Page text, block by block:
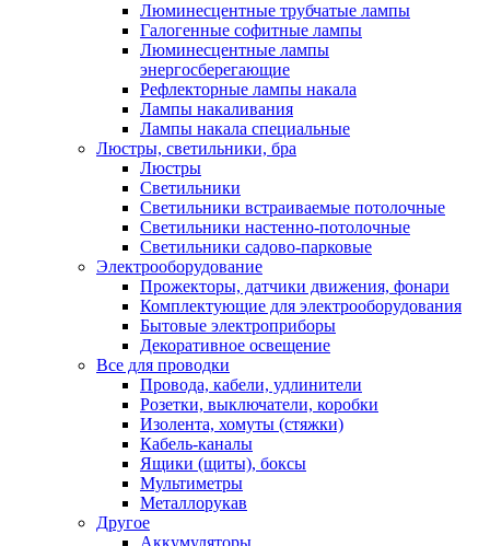
Люминесцентные трубчатые лампы
Галогенные софитные лампы
Люминесцентные лампы
энергосберегающие
Рефлекторные лампы накала
Лампы накаливания
Лампы накала специальные
Люстры, светильники, бра
Люстры
Светильники
Светильники встраиваемые потолочные
Светильники настенно-потолочные
Светильники садово-парковые
Электрооборудование
Прожекторы, датчики движения, фонари
Комплектующие для электрооборудования
Бытовые электроприборы
Декоративное освещение
Все для проводки
Провода, кабели, удлинители
Розетки, выключатели, коробки
Изолента, хомуты (стяжки)
Кабель-каналы
Ящики (щиты), боксы
Мультиметры
Металлорукав
Другое
Аккумуляторы